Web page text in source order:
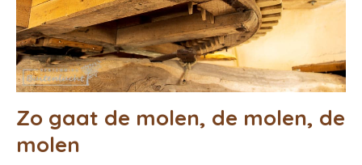
Zo gaat de molen, de molen, de
molen